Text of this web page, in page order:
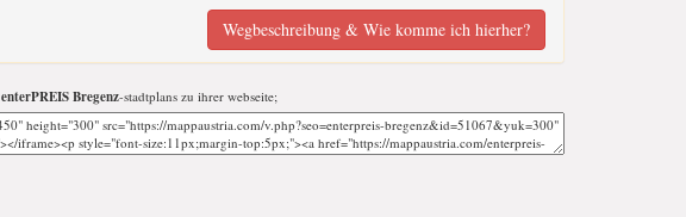
Wegbeschreibung & Wie komme ich hierher?
enterPREIS Bregenz-stadtplans zu ihrer webseite;